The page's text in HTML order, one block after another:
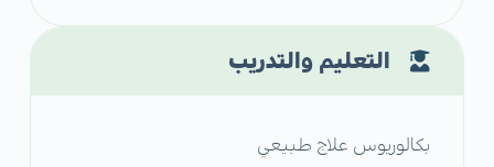
التعليم والتدريب
بكالوريوس علاج طبيعي